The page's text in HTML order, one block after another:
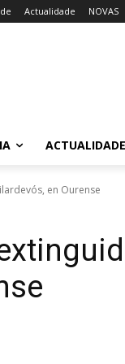
Actualidade NOVAS
ACTUALIDADE
en Ourense